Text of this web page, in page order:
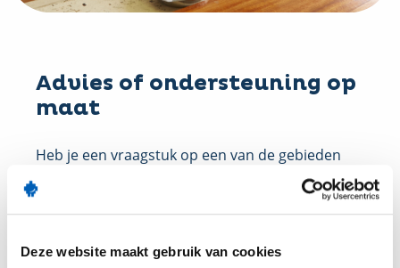
Deze website maakt gebruik van cookies
Advies of ondersteuning op
maat
Heb je een vraagstuk op een van de gebieden
van Somtoday, maar ontbreekt het aan tijd of
expertise? Sluit het huidige proces nog aan bij je
er betere keuzes worden gemaakt? En maak je